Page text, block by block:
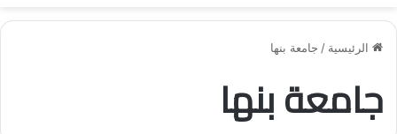
الرئيسية / جامعة بنها
جامعة بنها